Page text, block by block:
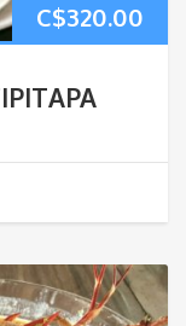
C$320.00